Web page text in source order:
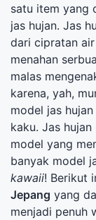
satu item yang
jas hujan. Jas
dari cipratan
menahan
malas
karena, yah,
model jas
kaku. Jas
model yang
banyak model
kawaii! Berikut
Jepang yang
menjadi penuh